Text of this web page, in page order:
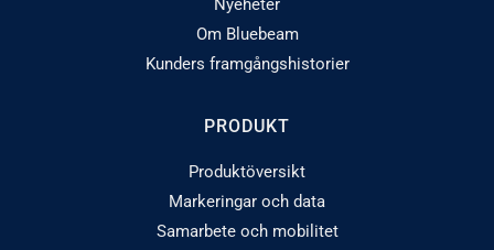
Nyeheter
Om Bluebeam
Kunders framgångshistorier
PRODUKT
Produktöversikt
Markeringar och data
Samarbete och mobilitet